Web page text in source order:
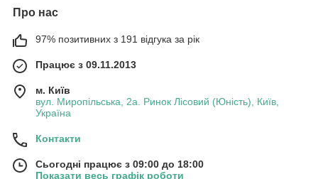
Про нас
97% позитивних з 191 відгука за рік
Працює з 09.11.2013
м. Київ
вул. Миропільська, 2а. Ринок Лісовий (Юність), Київ,
Україна
Контакти
Сьогодні працює з 09:00 до 18:00
Показати весь графік роботи